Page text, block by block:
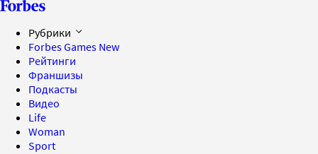
Рубрики
Forbes Games New
Рейтинги
Франшизы
Подкасты
Видео
Life
Woman
Sport